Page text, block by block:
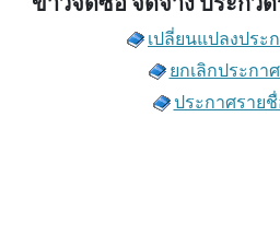
เปลี่ยนแปลงประ
ยกเลิกประกา
ประกาศราย